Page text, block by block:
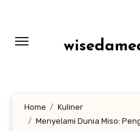
konten
Home
Kuliner
Menyelami Dunia Miso: